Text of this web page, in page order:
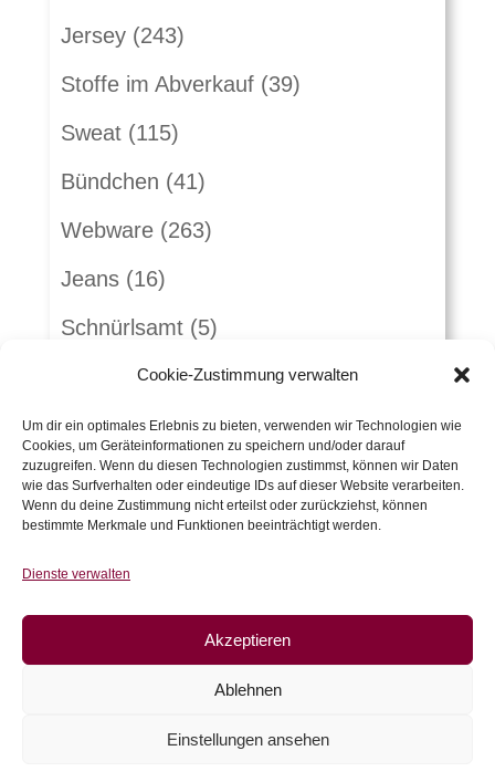
Cookie-Zustimmung verwalten
Um dir ein optimales Erlebnis zu bieten, verwenden wir Technologien wie
Cookies, um Geräteinformationen zu speichern und/oder darauf
zuzugreifen. Wenn du diesen Technologien zustimmst, können wir Daten
wie das Surfverhalten oder eindeutige IDs auf dieser Website verarbeiten.
Wenn du deine Zustimmung nicht erteilst oder zurückziehst, können
bestimmte Merkmale und Funktionen beeinträchtigt werden.
Dienste verwalten
Akzeptieren
Ablehnen
Einstellungen ansehen
Jersey (243)
Stoffe im Abverkauf (39)
Sweat (115)
Bündchen (41)
Webware (263)
Jeans (16)
Schnürlsamt (5)
Herbst-Winterstoffe (21)
Jacquard (10)
Kunstleder und Folie (15)
Gutscheine (5)
Zubehör
Warenkorb
Es befinden sich keine Produkte im